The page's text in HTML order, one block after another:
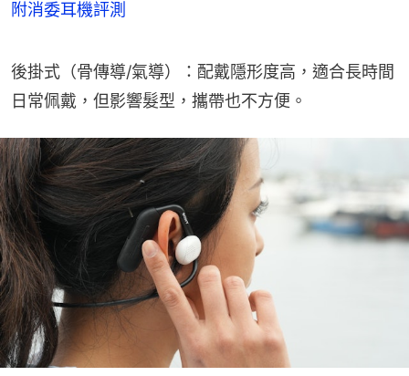
附消委耳機評測
後掛式（骨傳導/氣導）：配戴隱形度高，適合長時間
日常佩戴，但影響髮型，攜帶也不方便。